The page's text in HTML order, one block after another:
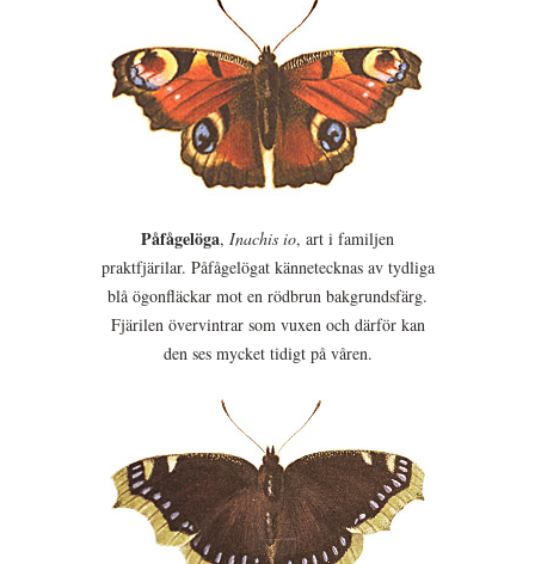
Påfågelöga, Inachis io, art i familjen
praktfjärilar. Påfågelögat kännetecknas av tydliga
blå ögonfläckar mot en rödbrun bakgrundsfärg.
Fjärilen övervintrar som vuxen och därför kan
den ses mycket tidigt på våren.